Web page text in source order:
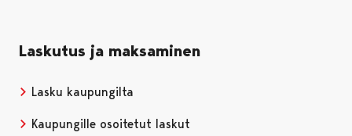
Laskutus ja maksaminen
Lasku kaupungilta
Kaupungille osoitetut laskut